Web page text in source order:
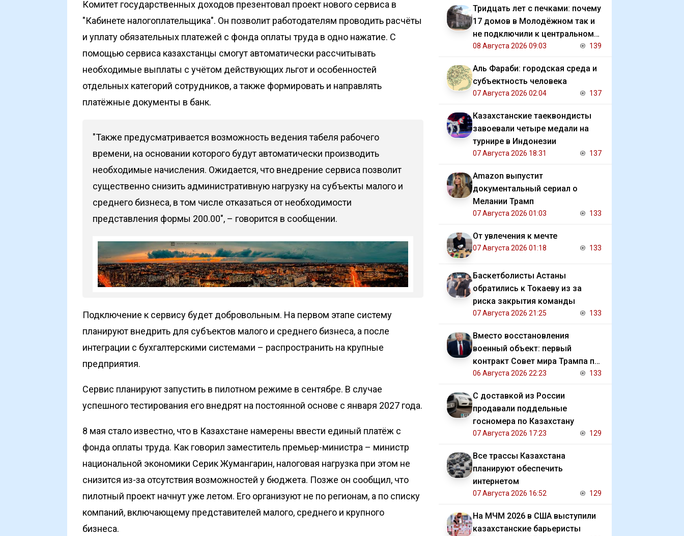
Комитет государственных доходов презентовал проект нового сервиса в
"Кабинете налогоплательщика". Он позволит работодателям проводить расчёты
и уплату обязательных платежей с фонда оплаты труда в одно нажатие. С
помощью сервиса казахстанцы смогут автоматически рассчитывать
необходимые выплаты с учётом действующих льгот и особенностей
отдельных категорий сотрудников, а также формировать и направлять
платёжные документы в банк.
"Также предусматривается возможность ведения табеля рабочего
времени, на основании которого будут автоматически производить
необходимые начисления. Ожидается, что внедрение сервиса позволит
существенно снизить административную нагрузку на субъекты малого и
среднего бизнеса, в том числе отказаться от необходимости
представления формы 200.00", – говорится в сообщении.
Подключение к сервису будет добровольным. На первом этапе систему
планируют внедрить для субъектов малого и среднего бизнеса, а после
интеграции с бухгалтерскими системами – распространить на крупные
предприятия.
Сервис планируют запустить в пилотном режиме в сентябре. В случае
успешного тестирования его внедрят на постоянной основе с января 2027 года.
8 мая стало известно, что в Казахстане намерены ввести единый платёж с
фонда оплаты труда. Как говорил заместитель премьер-министра – министр
национальной экономики Серик Жумангарин, налоговая нагрузка при этом не
снизится из-за отсутствия возможностей у бюджета. Позже он сообщил, что
пилотный проект начнут уже летом. Его организуют не по регионам, а по списку
компаний, включающему представителей малого, среднего и крупного
бизнеса.
Тридцать лет с печками: почему
17 домов в Молодёжном так и
не подключили к центральному
отоплению
08 Августа 2026 09:03 139
Аль Фараби: городская среда и
субъектность человека
07 Августа 2026 02:04 137
Казахстанские таеквондисты
завоевали четыре медали на
турнире в Индонезии
07 Августа 2026 18:31 137
Amazon выпустит
документальный сериал о
Мелании Трамп
07 Августа 2026 01:03 133
От увлечения к мечте
07 Августа 2026 01:18 133
Баскетболисты Астаны
обратились к Токаеву из за
риска закрытия команды
07 Августа 2026 21:25 133
Вместо восстановления
военный объект: первый
контракт Совет мира Трампа по
Газе
06 Августа 2026 22:23 133
С доставкой из России
продавали поддельные
госномера по Казахстану
07 Августа 2026 17:23 129
Все трассы Казахстана
планируют обеспечить
интернетом
07 Августа 2026 16:52 129
На МЧМ 2026 в США выступили
казахстанские барьеристы